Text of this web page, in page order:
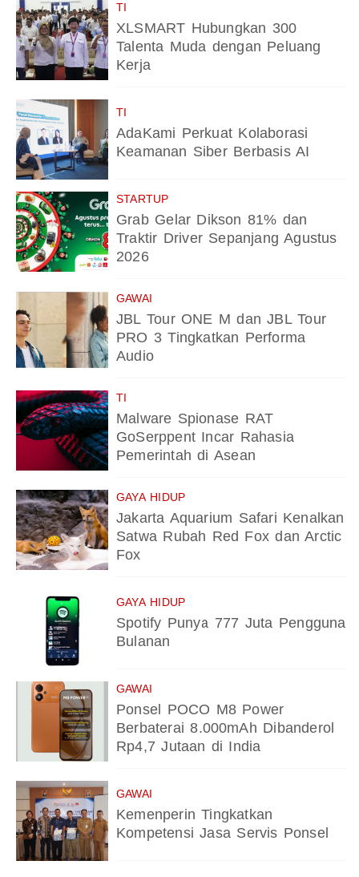
TI
XLSMART Hubungkan 300
Talenta Muda dengan Peluang
Kerja
TI
AdaKami Perkuat Kolaborasi
Keamanan Siber Berbasis AI
STARTUP
Grab Gelar Dikson 81% dan
Traktir Driver Sepanjang Agustus
2026
GAWAI
JBL Tour ONE M dan JBL Tour
PRO 3 Tingkatkan Performa
Audio
TI
Malware Spionase RAT
GoSerppent Incar Rahasia
Pemerintah di Asean
GAYA HIDUP
Jakarta Aquarium Safari Kenalkan
Satwa Rubah Red Fox dan Arctic
Fox
GAYA HIDUP
Spotify Punya 777 Juta Pengguna
Bulanan
GAWAI
Ponsel POCO M8 Power
Berbaterai 8.000mAh Dibanderol
Rp4,7 Jutaan di India
GAWAI
Kemenperin Tingkatkan
Kompetensi Jasa Servis Ponsel